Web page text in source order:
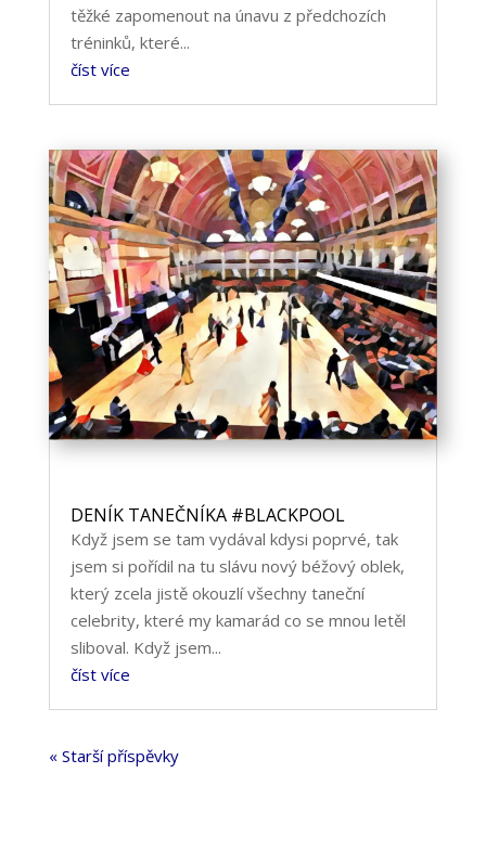
těžké zapomenout na únavu z předchozích
tréninků, které...
číst více
DENÍK TANEČNÍKA #BLACKPOOL
Když jsem se tam vydával kdysi poprvé, tak
jsem si pořídil na tu slávu nový béžový oblek,
který zcela jistě okouzlí všechny taneční
celebrity, které my kamarád co se mnou letěl
sliboval. Když jsem...
číst více
« Starší příspěvky